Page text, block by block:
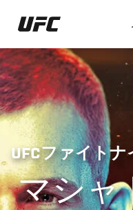
イ
ン
コ
ン
テ
ン
に
移
動
UFCファイト
マシャ